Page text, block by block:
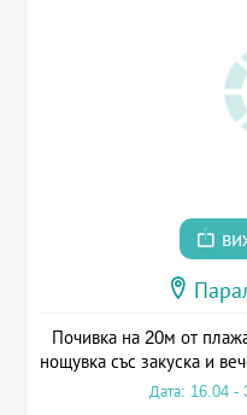
Почивка на 20м от
нощувка със закуска и
Дата: 16.04 -